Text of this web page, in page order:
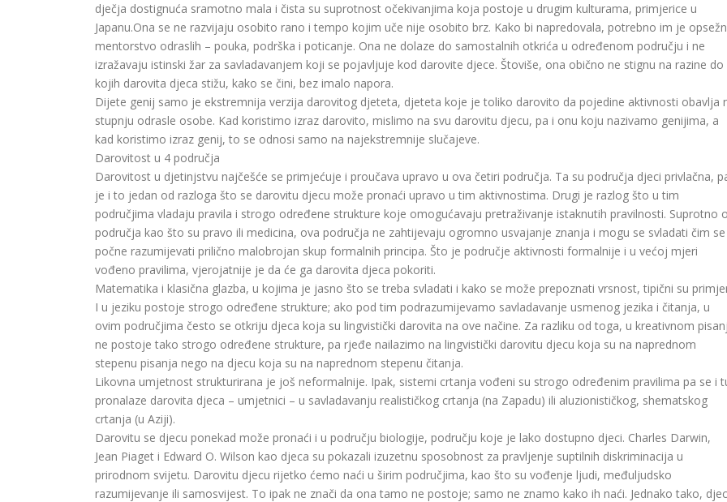
dječja dostignuća sramotno mala i čista su suprotnost očekivanjima koja postoje u drugim kulturama, primjerice u
Japanu.Ona se ne razvijaju osobito rano i tempo kojim uče nije osobito brz. Kako bi napredovala, potrebno im je
mentorstvo odraslih – pouka, podrška i poticanje. Ona ne dolaze do samostalnih otkrića u određenom području i ne
izražavaju istinski žar za savladavanjem koji se pojavljuje kod darovite djece. Štoviše, ona obično ne stignu na razine do
kojih darovita djeca stižu, kako se čini, bez imalo napora.
Dijete genij samo je ekstremnija verzija darovitog djeteta, djeteta koje je toliko darovito da pojedine aktivnosti obavlja
stupnju odrasle osobe. Kad koristimo izraz darovito, mislimo na svu darovitu djecu, pa i onu koju nazivamo genijima, a
kad koristimo izraz genij, to se odnosi samo na najekstremnije slučajeve.
Darovitost u 4 područja
Darovitost u djetinjstvu najčešće se primjećuje i proučava upravo u ova četiri područja. Ta su područja djeci privlačna,
je i to jedan od razloga što se darovitu djecu može pronaći upravo u tim aktivnostima. Drugi je razlog što u tim
područjima vladaju pravila i strogo određene strukture koje omogućavaju pretraživanje istaknutih pravilnosti. Suprotno
područja kao što su pravo ili medicina, ova područja ne zahtijevaju ogromno usvajanje znanja i mogu se svladati čim se
počne razumijevati prilično malobrojan skup formalnih principa. Što je područje aktivnosti formalnije i u većoj mjeri
vođeno pravilima, vjerojatnije je da će ga darovita djeca pokoriti.
Matematika i klasična glazba, u kojima je jasno što se treba svladati i kako se može prepoznati vrsnost, tipični su
I u jeziku postoje strogo određene strukture; ako pod tim podrazumijevamo savladavanje usmenog jezika i čitanja, u
ovim područjima često se otkriju djeca koja su lingvistički darovita na ove načine. Za razliku od toga, u kreativnom
ne postoje tako strogo određene strukture, pa rjeđe nailazimo na lingvistički darovitu djecu koja su na naprednom
stepenu pisanja nego na djecu koja su na naprednom stepenu čitanja.
Likovna umjetnost strukturirana je još neformalnije. Ipak, sistemi crtanja vođeni su strogo određenim pravilima pa se i
pronalaze darovita djeca – umjetnici – u savladavanju realističkog crtanja (na Zapadu) ili aluzionističkog, shematskog
crtanja (u Aziji).
Darovitu se djecu ponekad može pronaći i u području biologije, području koje je lako dostupno djeci. Charles Darwin,
Jean Piaget i Edward O. Wilson kao djeca su pokazali izuzetnu sposobnost za pravljenje suptilnih diskriminacija u
prirodnom svijetu. Darovitu djecu rijetko ćemo naći u širim područjima, kao što su vođenje ljudi, međuljudsko
razumijevanje ili samosvijest. To ipak ne znači da ona tamo ne postoje; samo ne znamo kako ih naći. Jednako tako,